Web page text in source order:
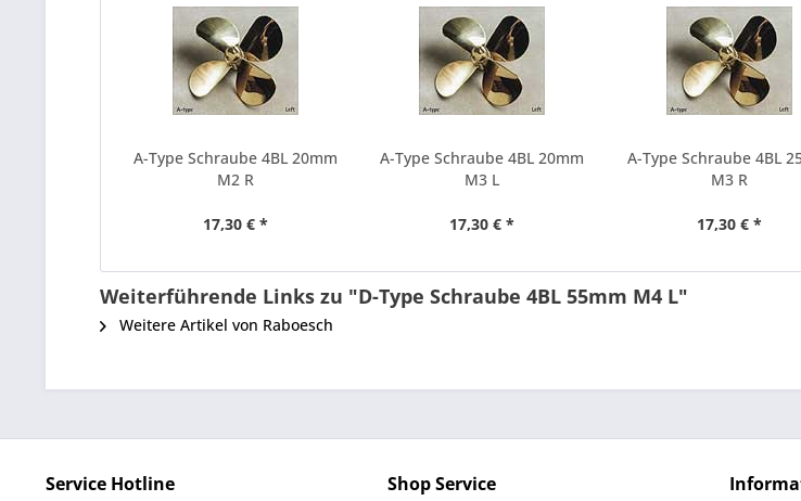
A-Type Schraube 4BL 20mm
M2 R
17,30 € *
A-Type Schraube 4BL 20mm
M3 L
17,30 € *
A-Type Schraube 4BL
M3 R
17,30 € *
Weiterführende Links zu "D-Type Schraube 4BL 55mm M4 L"
Weitere Artikel von Raboesch
Service Hotline Shop Service